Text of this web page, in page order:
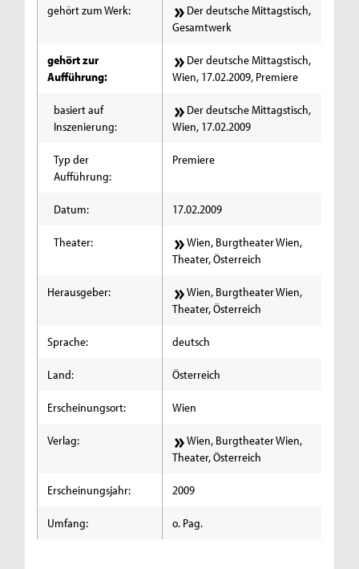
gehört zum Werk:
Der deutsche Mittagstisch,
Gesamtwerk
gehört zur
Aufführung:
Der deutsche Mittagstisch,
Wien, 17.02.2009, Premiere
basiert auf
Inszenierung:
Der deutsche Mittagstisch,
Wien, 17.02.2009
Typ der
Aufführung:
Premiere
Datum: 17.02.2009
Theater:
Wien, Burgtheater Wien,
Theater, Österreich
Herausgeber:
Wien, Burgtheater Wien,
Theater, Österreich
Sprache: deutsch
Land: Österreich
Erscheinungsort: Wien
Verlag:
Wien, Burgtheater Wien,
Theater, Österreich
Erscheinungsjahr: 2009
Umfang: o. Pag.